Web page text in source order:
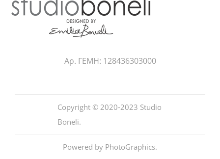
Αρ. ΓΕΜΗ: 128436303000
Copyright © 2020-2023 Studio
Boneli.
Powered by PhotoGraphics.